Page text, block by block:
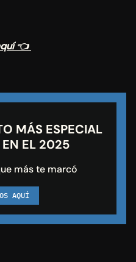
👈
MÁS ESPECIAL
EN EL 2025
más te marcó
AQUÍ